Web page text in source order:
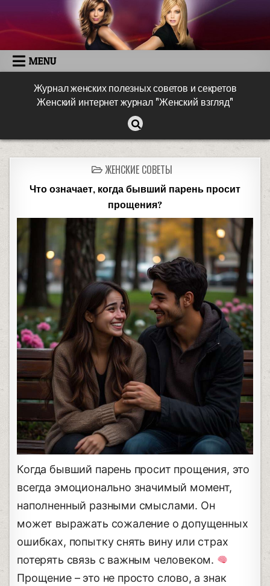
MENU
Журнал женских полезных советов и секретов
Женский интернет журнал "Женский взгляд"
ЖЕНСКИЕ СОВЕТЫ
Что означает, когда бывший парень просит
прощения?
Когда бывший парень просит прощения, это
всегда эмоционально значимый момент,
наполненный разными смыслами. Он
может выражать сожаление о допущенных
ошибках, попытку снять вину или страх
потерять связь с важным человеком.
Прощение – это не просто слово, а знак